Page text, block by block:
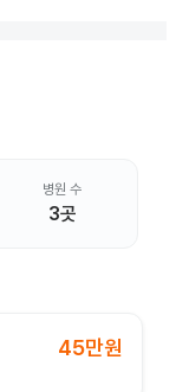
병원 수
3곳
45만원